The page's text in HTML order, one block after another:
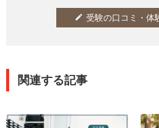
edit 受験の口コミ・体
関連する記事